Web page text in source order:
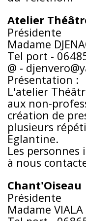
Atelier
Présidente
Madame
Tel port -
@ -
Présentation :
L'atelier
aux non-
création de
plusieurs
Eglantine.
Les personnes
à nous
Chant'Oiseau
Présidente
Madame VIALA